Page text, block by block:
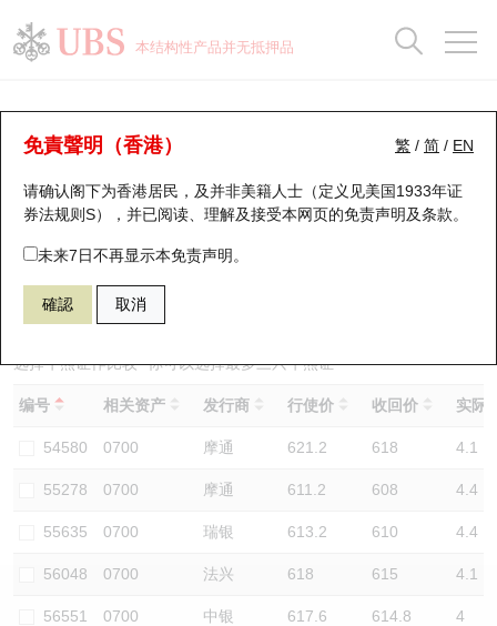
本结构性产品并无抵押品
繁 / 简 / EN
免責聲明（香港）
请确认阁下为香港居民，及并非美籍人士（定义见美国1933年证
券法规则S），并已阅读、理解及接受本网页的免责声明及条款。
未来7日不再显示本免责声明。
確認 取消
牛熊证分析仪
表现 街货统计 比较
57563 瑞银熊证 0700 腾讯控股
选择牛熊证作比较 *你可以选择最多三只牛熊证
编号 相关资产 发行商 行使价 收回价 实际
54580 0700 摩通 621.2 618 4.1
55278 0700 摩通 611.2 608 4.4
55635 0700 瑞银 613.2 610 4.4
56048 0700 法兴 618 615 4.1
56551 0700 中银 617.6 614.8 4
瑞银认股证一览
新发行瑞银认股证
即将到期认股证
认股证到期结算价查找
认股证分析仪
认股证速算机
认股证/牛熊证日志
认股证文件及公告
街货统计
比较
牛熊全景快搜
牛熊证搜寻
牛熊证街货分布图
正股牛熊证列表
新发行瑞银牛熊证
已收回牛熊证剩余价值
牛熊证到期结算价查找
牛熊证分析仪
街货统计
比较
十大升幅/跌幅
十大认股证成交分布
十天股证占大市成交
资金流
街货统计
三十大平均引伸波幅
正股分析仪
二十大活跃股份
恒指成份股
国指成份股
科指成份股
相关资产沽空
中资ETFs溢价比较
AH 股价对照
持股比重
显示所有持股比重
每月轮证大市专题
轮证专栏
讲座及教育短片
认股证投资者教育
牛熊证投资者教育
认股证牛熊证常问问题